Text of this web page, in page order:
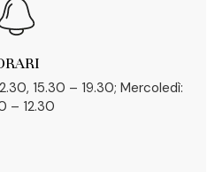
15.30 – 19.30; Mercoledì:
– 12.30